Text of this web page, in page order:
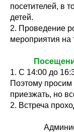
посетителей, в
детей.
2. Проведение
мероприятия на
1. С 14:00 до
Поэтому
приезжать, но
2. Встреча